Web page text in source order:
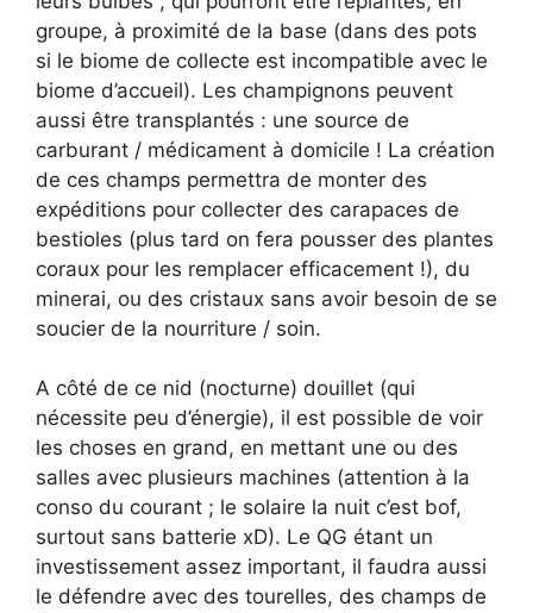
groupe, à proximité de la base (dans des pots
si le biome de collecte est incompatible avec le
biome d’accueil). Les champignons peuvent
aussi être transplantés : une source de
carburant / médicament à domicile ! La création
de ces champs permettra de monter des
expéditions pour collecter des carapaces de
bestioles (plus tard on fera pousser des plantes
coraux pour les remplacer efficacement !), du
minerai, ou des cristaux sans avoir besoin de se
soucier de la nourriture / soin.
A côté de ce nid (nocturne) douillet (qui
nécessite peu d’énergie), il est possible de voir
les choses en grand, en mettant une ou des
salles avec plusieurs machines (attention à la
conso du courant ; le solaire la nuit c’est bof,
surtout sans batterie xD). Le QG étant un
investissement assez important, il faudra aussi
le défendre avec des tourelles, des champs de